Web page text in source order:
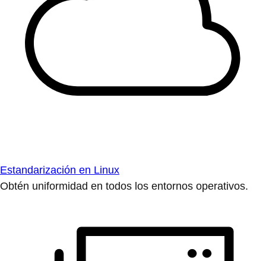
Estandarización en Linux
Obtén uniformidad en todos los entornos operativos.